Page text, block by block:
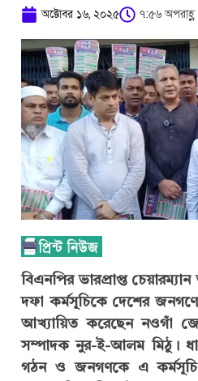
অক্টোবর ১৬, ২০২৫ ৭:৫৬ অপরাহ্ণ
বিএনপির ভারপ্রাপ্ত
দফা কর্মসূচিকে দেশের
আখ্যায়িত করেছেন নওগাঁ
সম্পাদক নুর-ই-আলম মিঠু।
গঠন ও জনগণকে এ